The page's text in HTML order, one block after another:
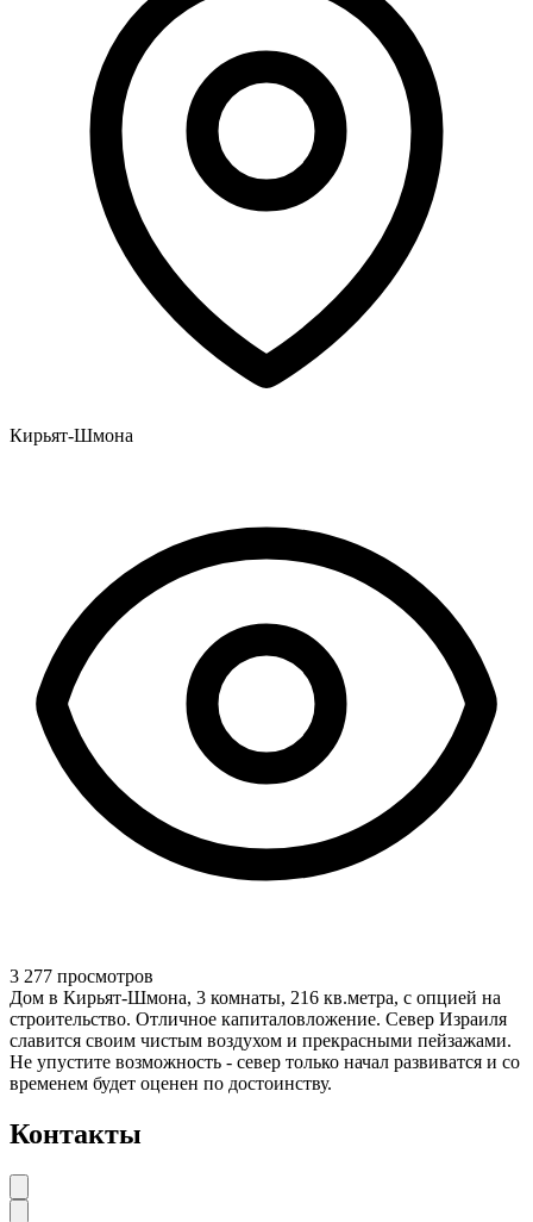
Кирьят-Шмона
3 277 просмотров
Дом в Кирьят-Шмона, 3 комнаты, 216 кв.метра, с опцией на
строительство. Отличное капиталовложение. Север Израиля
славится своим чистым воздухом и прекрасными пейзажами.
Не упустите возможность - север только начал развиватся и со
временем будет оценен по достоинству.
Контакты